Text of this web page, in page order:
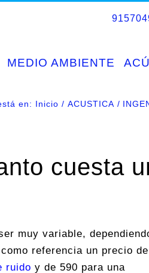
MEDIO AMBIENTE
en: Inicio ACUSTICA
cuesta
muy variable,
referencia un precio de
ruido y de 590 para una